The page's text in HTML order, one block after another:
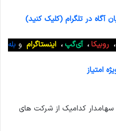
آگاه در تلگرام (کلیک کنید)
، روبیکا، آی‌گپ، اینستاگرام و بله
امتیاز
سهامدار کدامیک از شرکت های